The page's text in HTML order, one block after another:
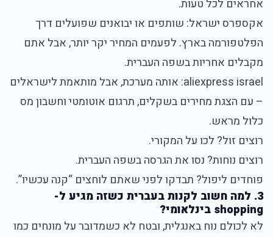
אחראים לכל טעות.
אקספרס ישראל: שותפים או יבואנים שפועלים דרך
הפלטפורמה בארץ. לפעמים המחיר יקר יותר, אבל אתם
מקבלים אחריות בשפה העברית.
aliexpress israel: אותה מערכת, אבל מותאמת לישראלים
– עם הצגת מחירים בשקלים, תרגום אוטומטי וחשבון מס
כלול מראש.
רוצים זול? לכו על המקורי.
רוצים נוחות? נסו את הגרסה בשפה העברית.
פוחדים ליפול? תבדקו לפני שאתם לוחצים “קנה עכשיו”.
3. למה חשוב לקנות בעברית כשזה מגיע ל-
shopping בינלאומי?
לא לכולם נוח באנגלית, ובטח לא כשמדובר על מונחים כמו